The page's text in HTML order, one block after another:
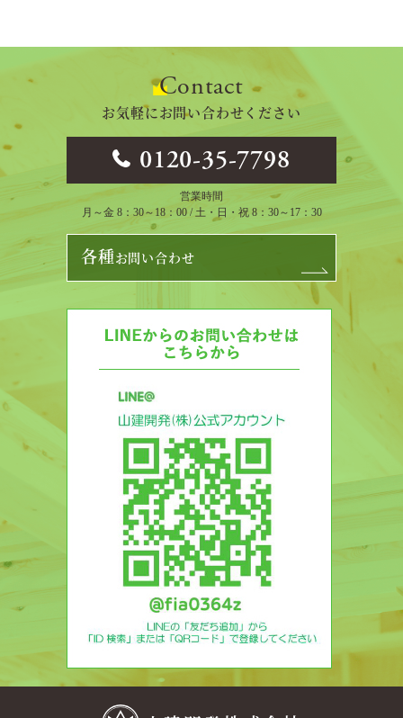
Contact
お気軽にお問い合わせください
0120-35-7798
営業時間
月～金 8：30～18：00 / 土・日・祝 8：30～17：30
各種お問い合わせ